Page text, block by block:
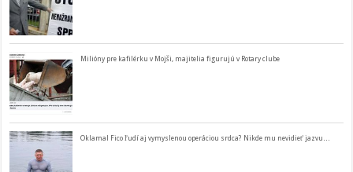
Milióny pre kafilérku v Mojši, majitelia figurujú v Rotary clube
Oklamal Fico ľudí aj vymyslenou operáciou srdca? Nikde mu nevidieť jazvu…